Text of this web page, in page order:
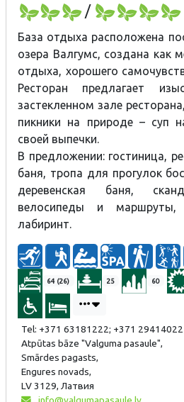
/
База отдыха расположена
озера Валгумс, создана как
отдыха, хорошего
Ресторан предлагает
застекленном зале
пикники на природе – суп
своей выпечки.
В предложении: гостиница,
баня, тропа для прогулок
деревенская баня,
велосипеды и маршруты,
лабиринт.
64 (26) 25 60
Tel: +371 63181222; +371 29414022
Atpūtas bāze "Valguma pasaule",
Smārdes pagasts,
Engures novads,
LV 3129, Латвия